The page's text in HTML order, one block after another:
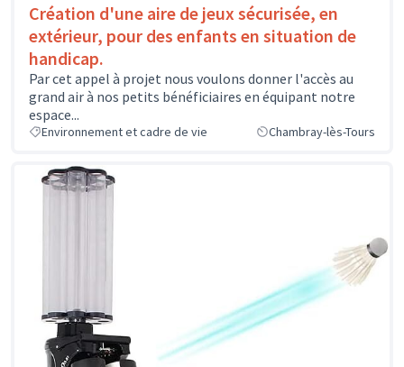
Création d'une aire de jeux sécurisée, en
extérieur, pour des enfants en situation de
handicap.
Par cet appel à projet nous voulons donner l'accès au
grand air à nos petits bénéficiaires en équipant notre
espace...
Environnement et cadre de vie Chambray-lès-Tours